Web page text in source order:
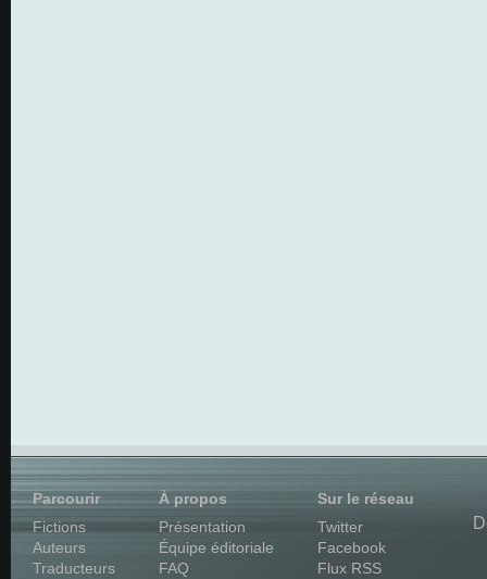
Parcourir
Fictions
Auteurs
Traducteurs
À propos
Présentation
Équipe éditoriale
FAQ
Sur le réseau
Twitter
Facebook
Flux RSS